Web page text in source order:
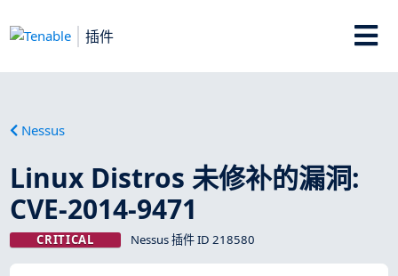
插件
Nessus
Linux Distros 未修补的漏洞:
CVE-2014-9471
CRITICAL Nessus 插件 ID 218580